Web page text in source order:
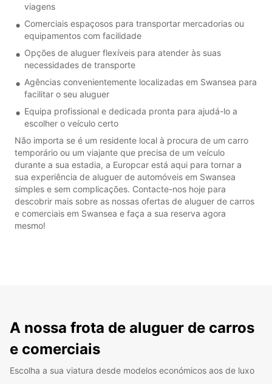
viagens
Comerciais espaçosos para transportar mercadorias ou
equipamentos com facilidade
Opções de aluguer flexíveis para atender às suas
necessidades de transporte
Agências convenientemente localizadas em Swansea para
facilitar o seu aluguer
Equipa profissional e dedicada pronta para ajudá-lo a
escolher o veículo certo
Não importa se é um residente local à procura de um carro
temporário ou um viajante que precisa de um veículo
durante a sua estadia, a Europcar está aqui para tornar a
sua experiência de aluguer de automóveis em Swansea
simples e sem complicações. Contacte-nos hoje para
descobrir mais sobre as nossas ofertas de aluguer de carros
e comerciais em Swansea e faça a sua reserva agora
mesmo!
A nossa frota de aluguer de carros
e comerciais
Escolha a sua viatura desde modelos económicos aos de luxo